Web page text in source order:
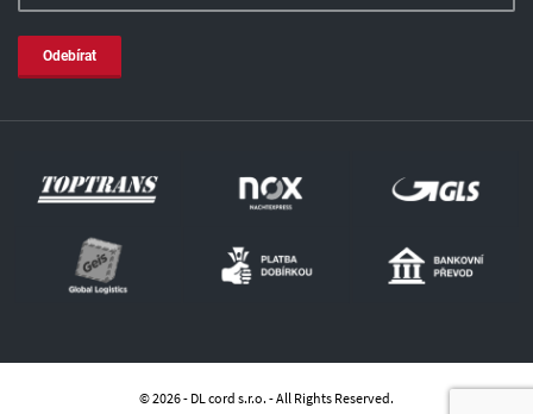
Odebírat
© 2026 - DL cord s.r.o. - All Rights Reserved.